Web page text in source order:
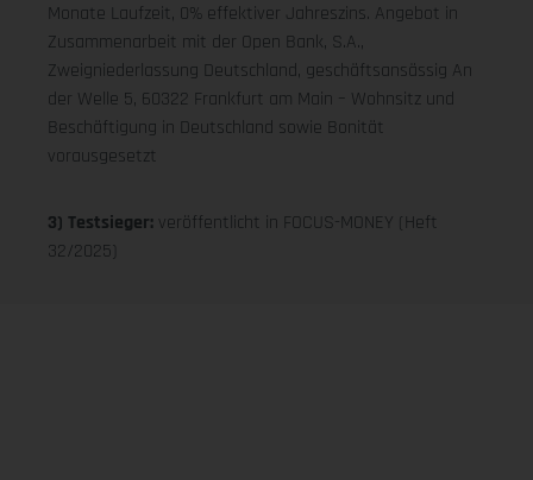
Monate Laufzeit, 0% effektiver Jahreszins. Angebot in
Zusammenarbeit mit der Open Bank, S.A.,
Zweigniederlassung Deutschland, geschäftsansässig An
der Welle 5, 60322 Frankfurt am Main – Wohnsitz und
Beschäftigung in Deutschland sowie Bonität
vorausgesetzt
3) Testsieger: veröffentlicht in FOCUS-MONEY (Heft
32/2025)